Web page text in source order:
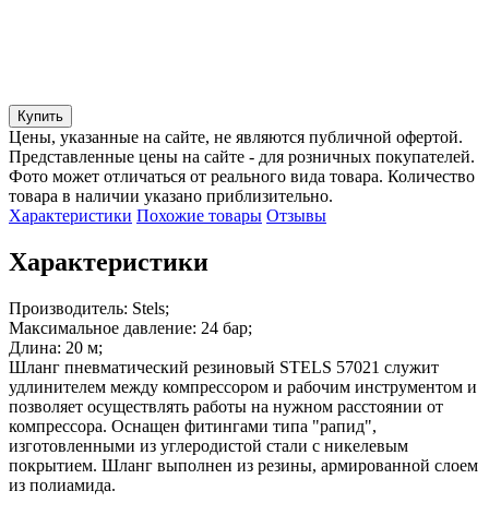
Купить
Цены, указанные на сайте, не являются публичной офертой.
Представленные цены на сайте - для розничных покупателей.
Фото может отличаться от реального вида товара. Количество
товара в наличии указано приблизительно.
Характеристики Похожие товары Отзывы
Характеристики
Производитель: Stels;
Максимальное давление: 24 бар;
Длина: 20 м;
Шланг пневматический резиновый STELS 57021 служит
удлинителем между компрессором и рабочим инструментом и
позволяет осуществлять работы на нужном расстоянии от
компрессора. Оснащен фитингами типа "рапид",
изготовленными из углеродистой стали с никелевым
покрытием. Шланг выполнен из резины, армированной слоем
из полиамида.